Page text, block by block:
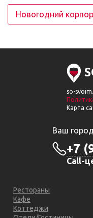
Новогодний
so-
Карта
Ваш
+7
Call-
Рестораны
Кафе
Коттеджи